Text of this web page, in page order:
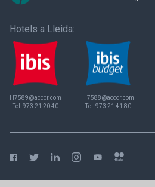
Hotels a Lleida:
H7589@accor.com
Tel:973 21 20 40
H7588@accor.com
Tel:973 21 41 80